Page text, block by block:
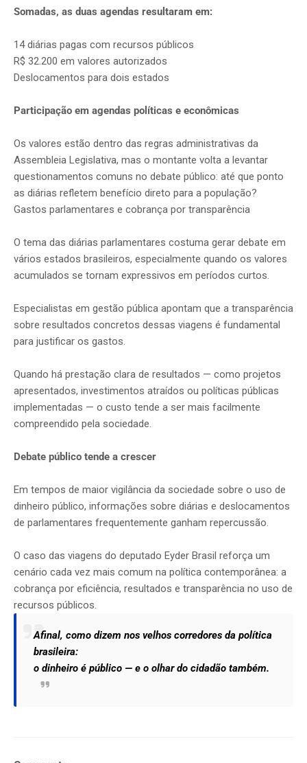
Somadas, as duas agendas resultaram em:
14 diárias pagas com recursos públicos
R$ 32.200 em valores autorizados
Deslocamentos para dois estados
Participação em agendas políticas e econômicas
Os valores estão dentro das regras administrativas da
Assembleia Legislativa, mas o montante volta a levantar
questionamentos comuns no debate público: até que ponto
as diárias refletem benefício direto para a população?
Gastos parlamentares e cobrança por transparência
O tema das diárias parlamentares costuma gerar debate em
vários estados brasileiros, especialmente quando os valores
acumulados se tornam expressivos em períodos curtos.
Especialistas em gestão pública apontam que a transparência
sobre resultados concretos dessas viagens é fundamental
para justificar os gastos.
Quando há prestação clara de resultados — como projetos
apresentados, investimentos atraídos ou políticas públicas
implementadas — o custo tende a ser mais facilmente
compreendido pela sociedade.
Debate público tende a crescer
Em tempos de maior vigilância da sociedade sobre o uso de
dinheiro público, informações sobre diárias e deslocamentos
de parlamentares frequentemente ganham repercussão.
O caso das viagens do deputado Eyder Brasil reforça um
cenário cada vez mais comum na política contemporânea: a
cobrança por eficiência, resultados e transparência no uso de
recursos públicos.
Afinal, como dizem nos velhos corredores da política
brasileira:
o dinheiro é público — e o olhar do cidadão também.